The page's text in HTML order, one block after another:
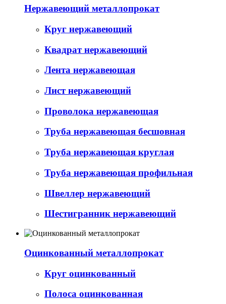
Нержавеющий металлопрокат
Круг нержавеющий
Квадрат нержавеющий
Лента нержавеющая
Лист нержавеющий
Проволока нержавеющая
Труба нержавеющая бесшовная
Труба нержавеющая круглая
Труба нержавеющая профильная
Швеллер нержавеющий
Шестигранник нержавеющий
Оцинкованный металлопрокат
Круг оцинкованный
Полоса оцинкованная